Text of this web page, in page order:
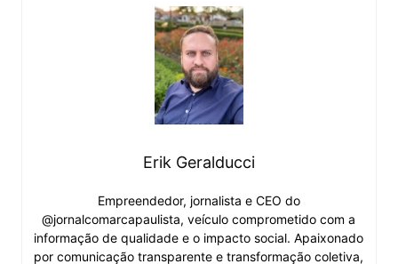
Erik Geralducci
Empreendedor, jornalista e CEO do
@jornalcomarcapaulista, veículo comprometido com a
informação de qualidade e o impacto social. Apaixonado
por comunicação transparente e transformação coletiva,